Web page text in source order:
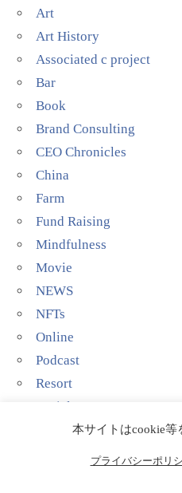
Art
Art History
Associated c project
Bar
Book
Brand Consulting
CEO Chronicles
China
Farm
Fund Raising
Mindfulness
Movie
NEWS
NFTs
Online
Podcast
Resort
Social Impact
Talent agency
Technology
本サイトはcookie等
プライバシーポリ